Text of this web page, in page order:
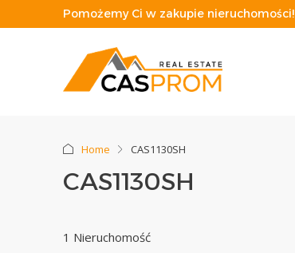
Pomożemy Ci w zakupie nieruchomości!
Home CAS1130SH
CAS1130SH
1 Nieruchomość